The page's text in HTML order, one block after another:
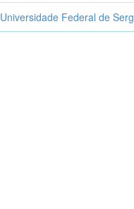
Universidade Federal de